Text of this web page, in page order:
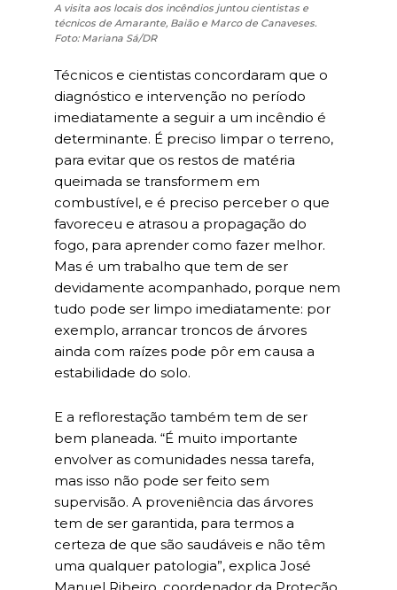
A visita aos locais dos incêndios juntou cientistas e
técnicos de Amarante, Baião e Marco de Canaveses.
Foto: Mariana Sá/DR
Técnicos e cientistas concordaram que o
diagnóstico e intervenção no período
imediatamente a seguir a um incêndio é
determinante. É preciso limpar o terreno,
para evitar que os restos de matéria
queimada se transformem em
combustível, e é preciso perceber o que
favoreceu e atrasou a propagação do
fogo, para aprender como fazer melhor.
Mas é um trabalho que tem de ser
devidamente acompanhado, porque nem
tudo pode ser limpo imediatamente: por
exemplo, arrancar troncos de árvores
ainda com raízes pode pôr em causa a
estabilidade do solo.
E a reflorestação também tem de ser
bem planeada. “É muito importante
envolver as comunidades nessa tarefa,
mas isso não pode ser feito sem
supervisão. A proveniência das árvores
tem de ser garantida, para termos a
certeza de que são saudáveis e não têm
uma qualquer patologia”, explica José